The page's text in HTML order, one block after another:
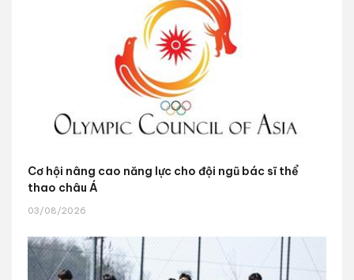
Cơ hội nâng cao năng lực cho đội ngũ bác sĩ thể
thao châu Á
03/08/2026